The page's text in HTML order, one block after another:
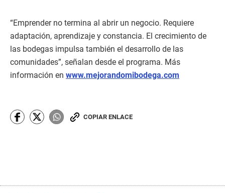
“Emprender no termina al abrir un negocio. Requiere
adaptación, aprendizaje y constancia. El crecimiento de
las bodegas impulsa también el desarrollo de las
comunidades”, señalan desde el programa. Más
información en www.mejorandomibodega.com
COPIAR ENLACE